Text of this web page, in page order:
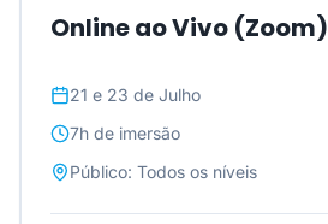
Online ao Vivo (Zoom)
21 e 23 de Julho
7h de imersão
Público: Todos os níveis